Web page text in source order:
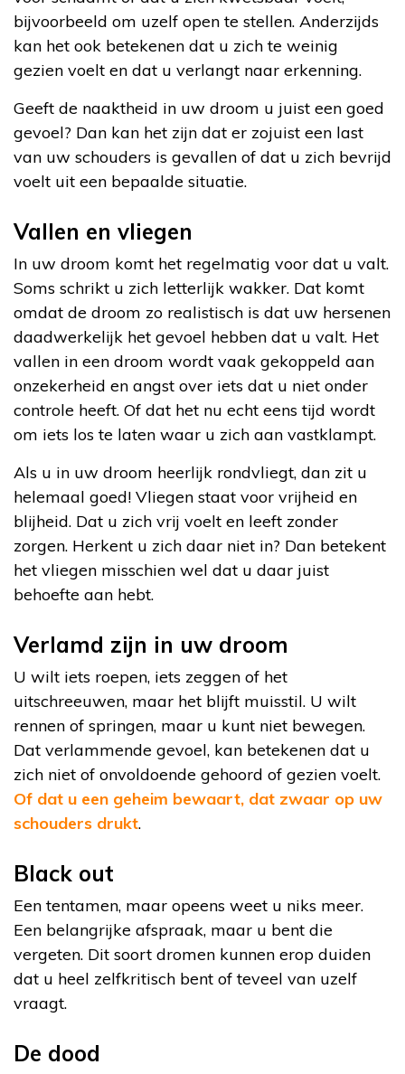
bijvoorbeeld om uzelf open te stellen. Anderzijds
kan het ook betekenen dat u zich te weinig
gezien voelt en dat u verlangt naar erkenning.
Geeft de naaktheid in uw droom u juist een goed
gevoel? Dan kan het zijn dat er zojuist een last
van uw schouders is gevallen of dat u zich bevrijd
voelt uit een bepaalde situatie.
Vallen en vliegen
In uw droom komt het regelmatig voor dat u valt.
Soms schrikt u zich letterlijk wakker. Dat komt
omdat de droom zo realistisch is dat uw hersenen
daadwerkelijk het gevoel hebben dat u valt. Het
vallen in een droom wordt vaak gekoppeld aan
onzekerheid en angst over iets dat u niet onder
controle heeft. Of dat het nu echt eens tijd wordt
om iets los te laten waar u zich aan vastklampt.
Als u in uw droom heerlijk rondvliegt, dan zit u
helemaal goed! Vliegen staat voor vrijheid en
blijheid. Dat u zich vrij voelt en leeft zonder
zorgen. Herkent u zich daar niet in? Dan betekent
het vliegen misschien wel dat u daar juist
behoefte aan hebt.
Verlamd zijn in uw droom
U wilt iets roepen, iets zeggen of het
uitschreeuwen, maar het blijft muisstil. U wilt
rennen of springen, maar u kunt niet bewegen.
Dat verlammende gevoel, kan betekenen dat u
zich niet of onvoldoende gehoord of gezien voelt.
Of dat u een geheim bewaart, dat zwaar op uw
schouders drukt.
Black out
Een tentamen, maar opeens weet u niks meer.
Een belangrijke afspraak, maar u bent die
vergeten. Dit soort dromen kunnen erop duiden
dat u heel zelfkritisch bent of teveel van uzelf
vraagt.
De dood